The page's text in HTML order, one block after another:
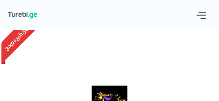
მოითხოვე ტური
ვადაგასული